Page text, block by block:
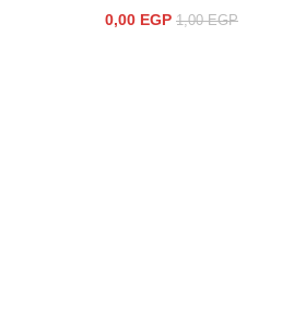
1,00EGP
0,00 EGP